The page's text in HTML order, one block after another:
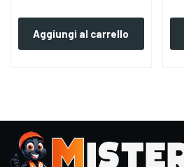
Aggiungi al carrello